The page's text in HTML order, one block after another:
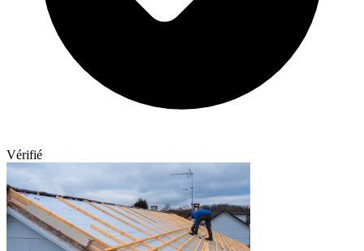
Vérifié